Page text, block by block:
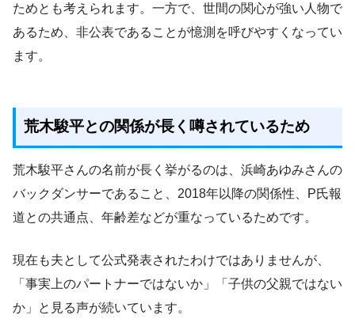
ためとも考えられます。一方で、世間の関心が強い人物で
あるため、非公表であることが憶測を呼びやすくなってい
ます。
荒木駿平との関係が長く噂されているため
荒木駿平さんの名前が長く挙がるのは、浜崎あゆみさんの
バックダンサーであること、2018年以降の関係性、P氏報
道との共通点、年齢差などが重なっているためです。
現在も夫として公式発表されたわけではありませんが、
「事実上のパートナーではないか」「子供の父親ではない
か」と見る声が続いています。